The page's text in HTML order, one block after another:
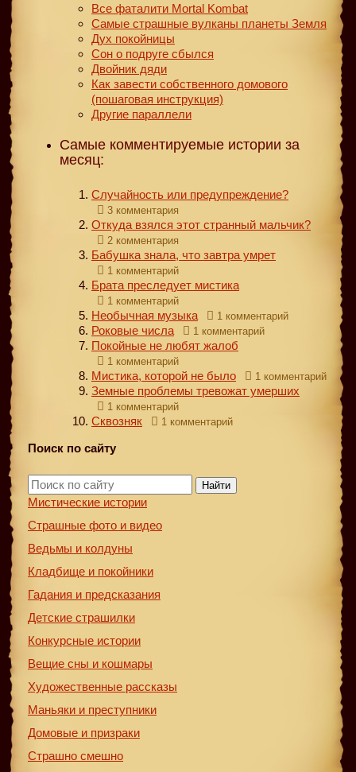
Все фаталити Mortal Kombat
Самые страшные вулканы планеты Земля
Дух покойницы
Сон о подруге сбылся
Двойник дяди
Как завести собственного домового
(пошаговая инструкция)
Другие параллели
Самые комментируемые истории за
месяц:
Случайность или предупреждение?
3 комментария
Откуда взялся этот странный мальчик?
2 комментария
Бабушка знала, что завтра умрет
1 комментарий
Брата преследует мистика
1 комментарий
Необычная музыка 1 комментарий
Роковые числа 1 комментарий
Покойные не любят жалоб
1 комментарий
Мистика, которой не было 1 комментарий
Земные проблемы тревожат умерших
1 комментарий
Сквозняк 1 комментарий
Поиск по сайту
Найти
Мистические истории
Страшные фото и видео
Ведьмы и колдуны
Кладбище и покойники
Гадания и предсказания
Детские страшилки
Конкурсные истории
Вещие сны и кошмары
Художественные рассказы
Маньяки и преступники
Домовые и призраки
Страшно смешно